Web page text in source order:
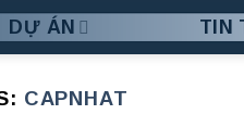
DỰ ÁN TIN
CAPNHAT